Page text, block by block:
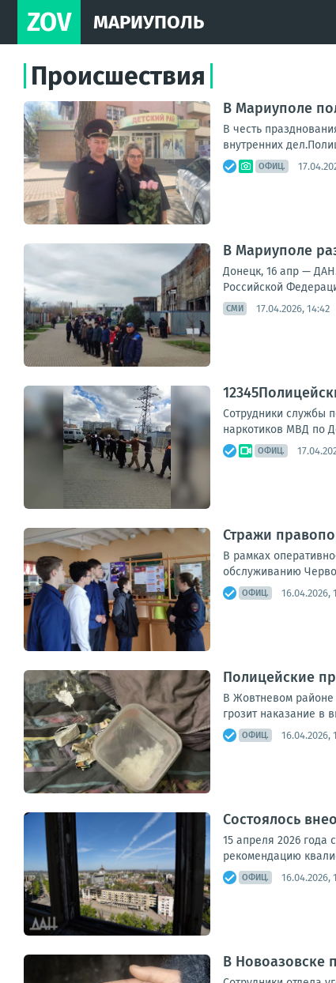
ZOV МАРИУПОЛЬ
Происшествия
В Мариуполе
В честь
внутренних
ОФИЦ.
В Мариуполе
Донецк, 16 апр —
Российской
СМИ 17.04.2026, 14:42
Сотрудники службы
наркотиков МВД по
ОФИЦ.
Стражи
В рамках
обслуживанию
ОФИЦ. 16.04.2026,
Полицейские
В Жовтневом районе
грозит наказание в
ОФИЦ. 16.04.2026,
Состоялось
15 апреля 2026 года
рекомендацию
ОФИЦ. 16.04.2026,
В Новоазовске